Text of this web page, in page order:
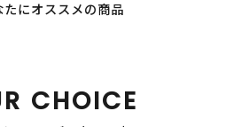
たにオススメの商品
CHOICE